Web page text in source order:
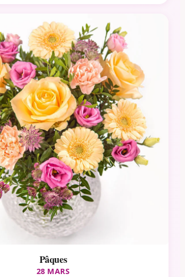
Pâques
28 MARS